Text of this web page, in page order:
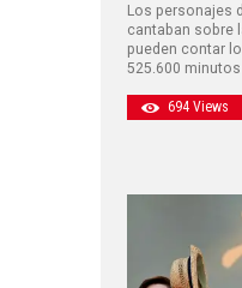
Los personajes
cantaban sobre
pueden contar
525.600
694 Views